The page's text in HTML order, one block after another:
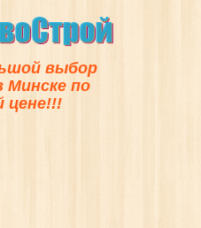
выбор
Минске по
цене!!!